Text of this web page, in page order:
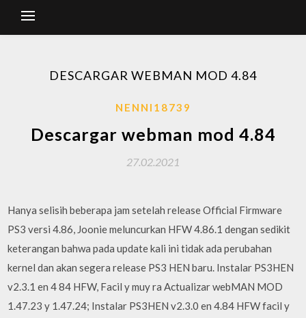
DESCARGAR WEBMAN MOD 4.84
NENNI18739
Descargar webman mod 4.84
27.02.2021
Hanya selisih beberapa jam setelah release Official Firmware
PS3 versi 4.86, Joonie meluncurkan HFW 4.86.1 dengan sedikit
keterangan bahwa pada update kali ini tidak ada perubahan
kernel dan akan segera release PS3 HEN baru. Instalar PS3HEN
v2.3.1 en 4 84 HFW, Facil y muy ra Actualizar webMAN MOD
1.47.23 y 1.47.24; Instalar PS3HEN v2.3.0 en 4.84 HFW facil y